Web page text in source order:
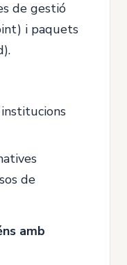
de gestió
i paquets
de
amb